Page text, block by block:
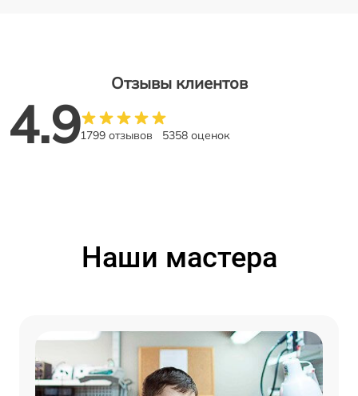
Отзывы клиентов
4.91799 отзывов 5358 оценок
Наши мастера